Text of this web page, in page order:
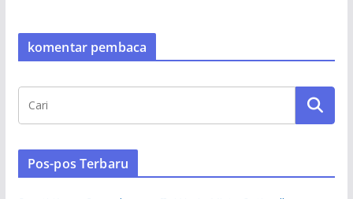
komentar pembaca
Pos-pos Terbaru